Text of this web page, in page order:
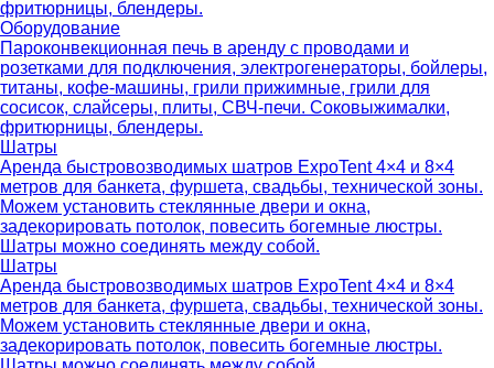
фритюрницы, блендеры.
Оборудование
Пароконвекционная печь в аренду с проводами и
розетками для подключения, электрогенераторы, бойлеры,
титаны, кофе-машины, грили прижимные, грили для
сосисок, слайсеры, плиты, СВЧ-печи. Соковыжималки,
фритюрницы, блендеры.
Шатры
Аренда быстровозводимых шатров ExpoTent 4×4 и 8×4
метров для банкета, фуршета, свадьбы, технической зоны.
Можем установить стеклянные двери и окна,
задекорировать потолок, повесить богемные люстры.
Шатры можно соединять между собой.
Шатры
Аренда быстровозводимых шатров ExpoTent 4×4 и 8×4
метров для банкета, фуршета, свадьбы, технической зоны.
Можем установить стеклянные двери и окна,
задекорировать потолок, повесить богемные люстры.